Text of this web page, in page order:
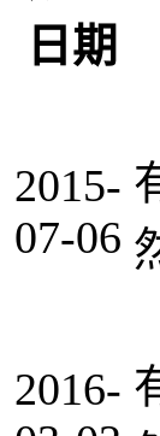
日期
2015-
07-06
2016-